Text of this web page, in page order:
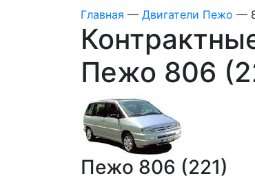
Главная — Двигатели Пежо —
Пежо 806
Пежо 806 (221)